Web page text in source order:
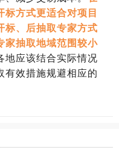
方式更适合对项目
标、后抽取专家方式
家抽取地域范围较小
地应该结合实际情况
有效措施规避相应的